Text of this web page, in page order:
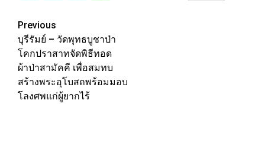
Post
navigation
Previous
บุรีรัมย์ – วัดพุทธบูชาป่า
โคกปราสาทจัดพิธีทอด
ผ้าป่าสามัคคี เพื่อสมทบ
สร้างพระอุโบสถพร้อมมอบ
โลงศพแก่ผู้ยากไร้